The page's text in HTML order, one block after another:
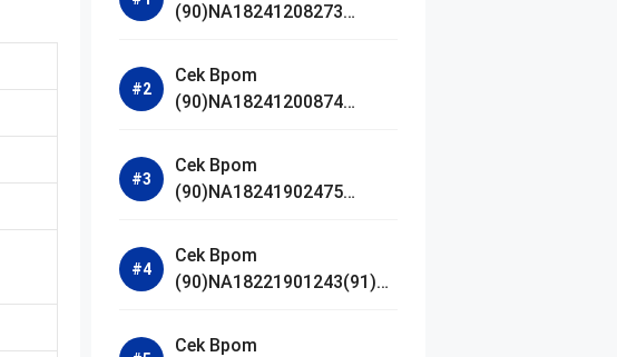
(90)NA18241208273
Bright Radiance Face
Wash
Cek Bpom
(90)NA18241200874
Acne Calm Micellar Water
Cek Bpom
(90)NA18241902475
Cek Bpom
(90)NA18221901243(91)25
Serum
Cek Bpom